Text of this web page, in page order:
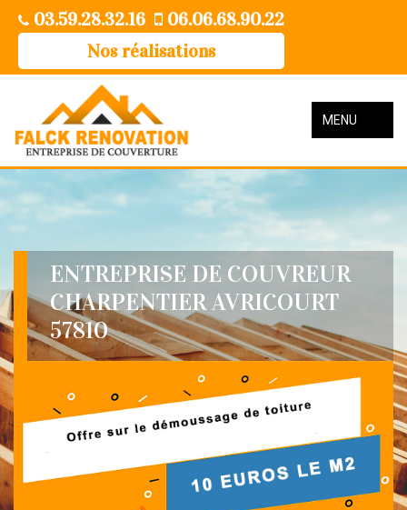
03.59.28.32.16
06.06.68.90.22
Nos réalisations
MENU
ENTREPRISE DE COUVREUR
CHARPENTIER AVRICOURT
57810